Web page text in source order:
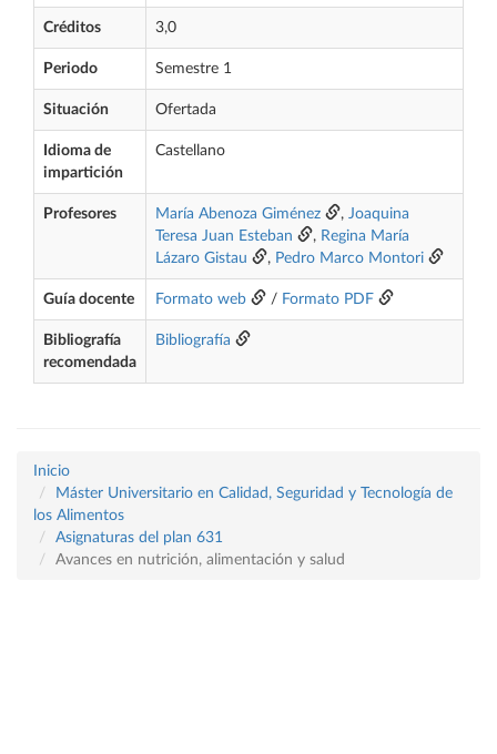
Créditos 3,0
Periodo Semestre 1
Situación Ofertada
Idioma de
impartición
Castellano
Profesores María Abenoza Giménez , Joaquina
Teresa Juan Esteban
, Regina María
Lázaro Gistau
, Pedro Marco Montori
Guía docente Formato web / Formato PDF
Bibliografía
recomendada
Bibliografía
Inicio
Máster Universitario en Calidad, Seguridad y Tecnología de
los Alimentos
Asignaturas del plan 631
Avances en nutrición, alimentación y salud